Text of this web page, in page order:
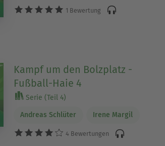
1 Bewertung
Kampf um den Bolzplatz -
Fußball-Haie 4
Serie (Teil 4)
Andreas Schlüter Irene Margil
4 Bewertungen